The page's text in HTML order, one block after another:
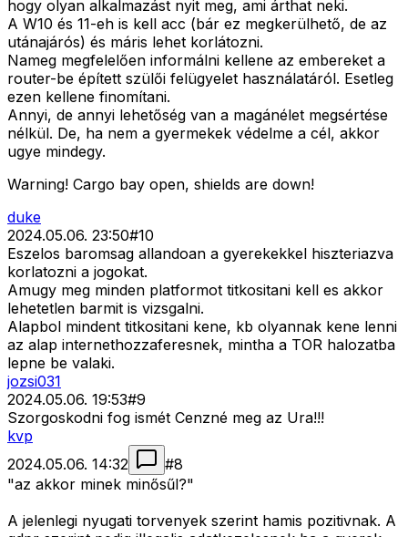
hogy olyan alkalmazást nyit meg, ami árthat neki.
A W10 és 11-eh is kell acc (bár ez megkerülhető, de az
utánajárós) és máris lehet korlátozni.
Nameg megfelelően informálni kellene az embereket a
router-be épített szülői felügyelet használatáról. Esetleg
ezen kellene finomítani.
Annyi, de annyi lehetőség van a magánélet megsértése
nélkül. De, ha nem a gyermekek védelme a cél, akkor
ugye mindegy.
Warning! Cargo bay open, shields are down!
duke
2024.05.06. 23:50#10
Eszelos baromsag allandoan a gyerekekkel hiszteriazva
korlatozni a jogokat.
Amugy meg minden platformot titkositani kell es akkor
lehetetlen barmit is vizsgalni.
Alapbol mindent titkositani kene, kb olyannak kene lenni
az alap internethozzaferesnek, mintha a TOR halozatba
lepne be valaki.
jozsi031
2024.05.06. 19:53#9
Szorgoskodni fog ismét Cenzné meg az Ura!!!
kvp
2024.05.06. 14:32
#8
"az akkor minek minősűl?"
A jelenlegi nyugati torvenyek szerint hamis pozitivnak. A